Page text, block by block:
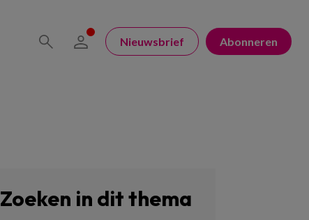
Nieuwsbrief Abonneren
Zoeken in dit thema